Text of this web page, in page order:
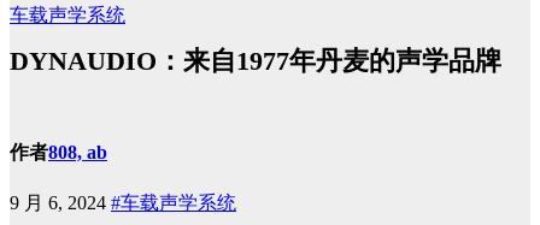
车载声学系统
DYNAUDIO：来自1977年丹麦的声学品牌
作者808, ab
9 月 6, 2024 #车载声学系统